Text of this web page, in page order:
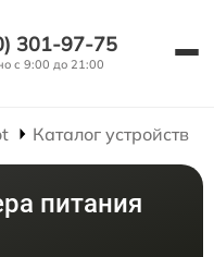
301-97-75
с 9:00 до 21:00
Каталог устройств
питания